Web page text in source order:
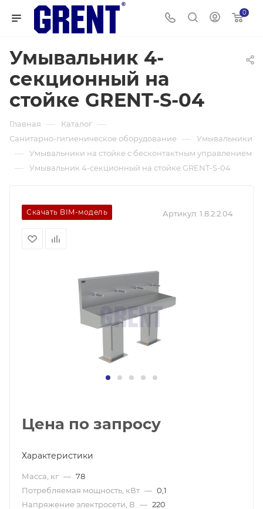
0
Умывальник 4-
секционный на
стойке GRENT-S-04
Главная — Каталог —
Санитарно-гигиеническое оборудование — Умывальники
— Умывальники на стойке с бесконтактным управлением
— Умывальник 4-секционный на стойке GRENT-S-04
Скачать BIM-модель Артикул: 1.8.2.2.04
Цена по запросу
Характеристики
Масса, кг — 78
Потребляемая мощность, кВт — 0,1
Напряжение электросети, В — 220